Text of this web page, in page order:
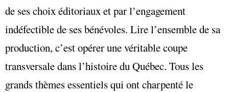
de ses choix éditoriaux et par l’engagement
indéfectible de ses bénévoles. Lire l’ensemble de sa
production, c’est opérer une véritable coupe
transversale dans l’histoire du Québec. Tous les
grands thèmes essentiels qui ont charpenté le